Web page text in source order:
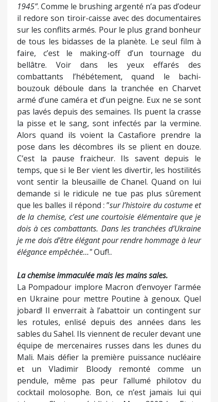
1945”. Comme le brushing argenté n’a pas d’odeur
il redore son tiroir-caisse avec des documentaires
sur les conflits armés. Pour le plus grand bonheur
de tous les bidasses de la planète. Le seul film à
faire, c’est le making-off d’un tournage du
bellâtre. Voir dans les yeux effarés des
combattants l’hébétement, quand le bachi-
bouzouk déboule dans la tranchée en Charvet
armé d’une caméra et d’un peigne. Eux ne se sont
pas lavés depuis des semaines. Ils puent la crasse
la pisse et le sang, sont infectés par la vermine.
Alors quand ils voient la Castafiore prendre la
pose dans les décombres ils se plient en douze.
C’est la pause fraicheur. Ils savent depuis le
temps, que si le Ber vient les divertir, les hostilités
vont sentir la bleusaille de Chanel. Quand on lui
demande si le ridicule ne tue pas plus sûrement
que les balles il répond : ”sur l’histoire du costume et
de la chemise, c’est une courtoisie élémentaire que je
dois à ces combattants. Dans les tranchées d’Ukraine
je me dois d’être élégant pour rendre hommage à leur
élégance empêchée..."Ouf!..
La chemise immaculée mais les mains sales.
La Pompadour implore Macron d’envoyer l’armée
en Ukraine pour mettre Poutine à genoux. Quel
jobard! Il enverrait à l’abattoir un contingent sur
les rotules, enlisé depuis des années dans les
sables du Sahel. Ils viennent de reculer devant une
équipe de mercenaires russes dans les dunes du
Mali. Mais défier la première puissance nucléaire
et un Vladimir Bloody remonté comme un
pendule, même pas peur l’allumé philotov du
cocktail molosophe. Bon, ce n’est jamais lui qui